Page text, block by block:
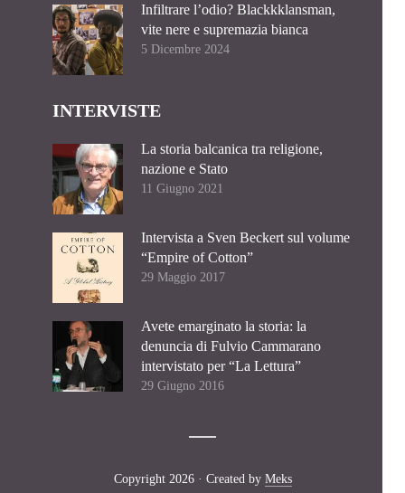
Infiltrare l’odio? Blackkklansman,
vite nere e supremazia bianca
5 Dicembre 2024
INTERVISTE
La storia balcanica tra religione,
nazione e Stato
11 Giugno 2021
Intervista a Sven Beckert sul volume
“Empire of Cotton”
29 Maggio 2017
Avete emarginato la storia: la
denuncia di Fulvio Cammarano
intervistato per “La Lettura”
29 Giugno 2016
Copyright 2026 · Created by Meks